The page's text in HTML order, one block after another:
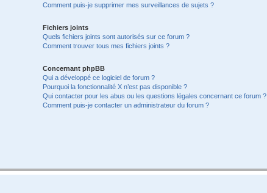
Comment puis-je supprimer mes surveillances de sujets ?
Fichiers joints
Quels fichiers joints sont autorisés sur ce forum ?
Comment trouver tous mes fichiers joints ?
Concernant phpBB
Qui a développé ce logiciel de forum ?
Pourquoi la fonctionnalité X n’est pas disponible ?
Qui contacter pour les abus ou les questions légales concernant ce forum ?
Comment puis-je contacter un administrateur du forum ?